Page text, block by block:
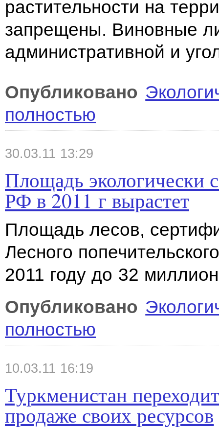
растительности на
запрещены. Виновные
административной и
Опубликовано
полностью
30.03.11 13:29
Площадь экологически
РФ в 2011 г вырастет
Площадь лесов,
Лесного
2011 году до 32
Опубликовано
полностью
10.03.11 16:19
Туркменистан
продаже своих ресурсов